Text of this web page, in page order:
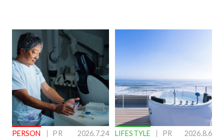
PERSON PR 2026.7.24 LIFESTYLE PR 2026.8.6